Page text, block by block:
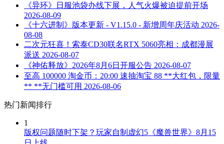
《异环》日服池袋办线下展，人气火爆被迫提前开场
2026-08-09
《十六进制》版本更新 - V1.15.0 - 新增周年庆活动 2026-
08-08
二次元狂喜！索泰CD30联名RTX 5060亮相：成都漫展
派送 2026-08-07
《神佑释放》2026年8月6日开服公告 2026-08-07
至高 100000 淘金币：20:00 速抽淘宝 88 **大红包，限量
** **无门槛可用 2026-08-06
热门新闻排行
1
版权问题随时下架？玩家自制虚幻5《魔兽世界》8月15